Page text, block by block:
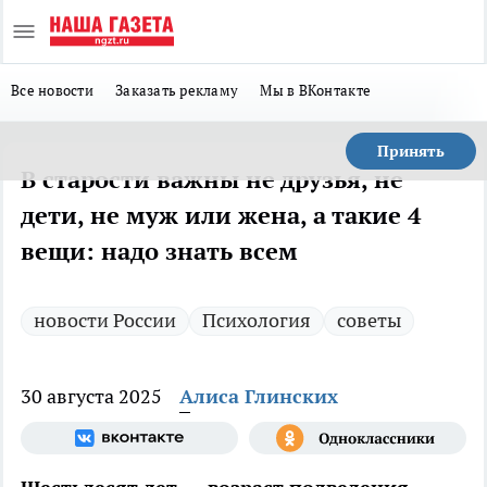
Все новости Заказать рекламу Мы в ВКонтакте
Принять
В старости важны не друзья, не
дети, не муж или жена, а такие 4
вещи: надо знать всем
новости России Психология советы
30 августа 2025 Алиса Глинских